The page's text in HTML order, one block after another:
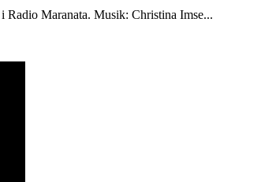
Radio Maranata. Musik: Christina Imse...